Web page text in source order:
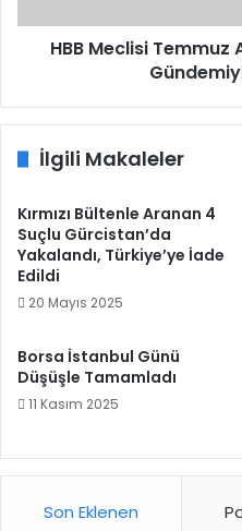
Gündemiyle
ToplandıHBB Meclisi Temmuz
İlgili Makaleler
Kırmızı Bültenle Aranan 4
Suçlu Gürcistan’da
Yakalandı, Türkiye’ye İade
Edildi
20 Mayıs 2025
Borsa İstanbul Günü
Düşüşle Tamamladı
11 Kasım 2025
Son Eklenen